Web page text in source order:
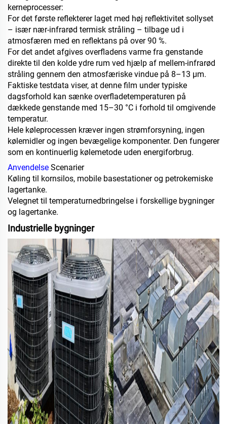
kerneprocesser:
For det første reflekterer laget med høj reflektivitet sollyset
– især nær-infrarød termisk stråling – tilbage ud i
atmosfæren med en reflektans på over 90 %.
For det andet afgives overfladens varme fra genstande
direkte til den kolde ydre rum ved hjælp af mellem-infrarød
stråling gennem den atmosfæriske vindue på 8–13 μm.
Faktiske testdata viser, at denne film under typiske
dagsforhold kan sænke overfladetemperaturen på
dækkede genstande med 15–30 °C i forhold til omgivende
temperatur.
Hele køleprocessen kræver ingen strømforsyning, ingen
kølemidler og ingen bevægelige komponenter. Den fungerer
som en kontinuerlig kølemetode uden energiforbrug.
Anvendelse Scenarier
Køling til kornsilos, mobile basestationer og petrokemiske
lagertanke.
Velegnet til temperaturnedbringelse i forskellige bygninger
og lagertanke.
Industrielle bygninger